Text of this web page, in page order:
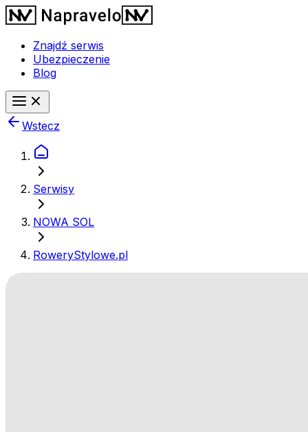
Znajdź serwis
Ubezpieczenie
Blog
Wstecz
Serwisy
NOWA SOL
RoweryStylowe.pl